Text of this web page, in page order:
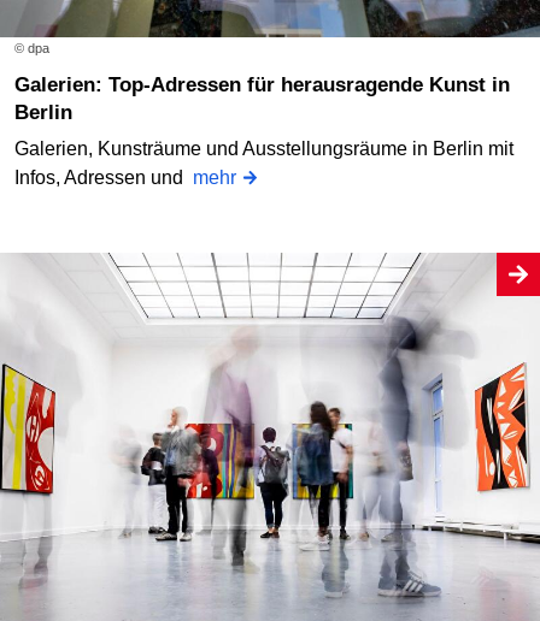
© dpa
Galerien: Top-Adressen für herausragende Kunst in
Berlin
Galerien, Kunsträume und Ausstellungsräume in Berlin mit
Infos, Adressen und mehr